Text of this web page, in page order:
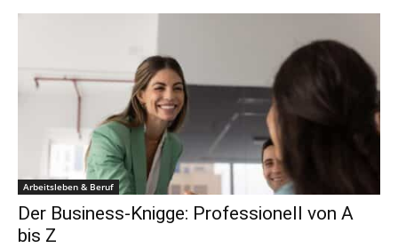
Arbeitsleben & Beruf
Der Business-Knigge: Professionell von A
bis Z